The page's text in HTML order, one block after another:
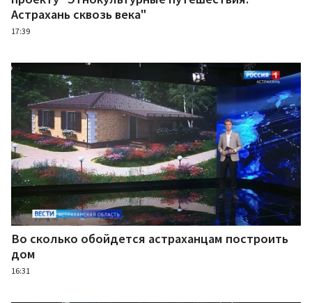
Астрахань сквозь века"
17:39
Во сколько обойдется астраханцам построить
дом
16:31